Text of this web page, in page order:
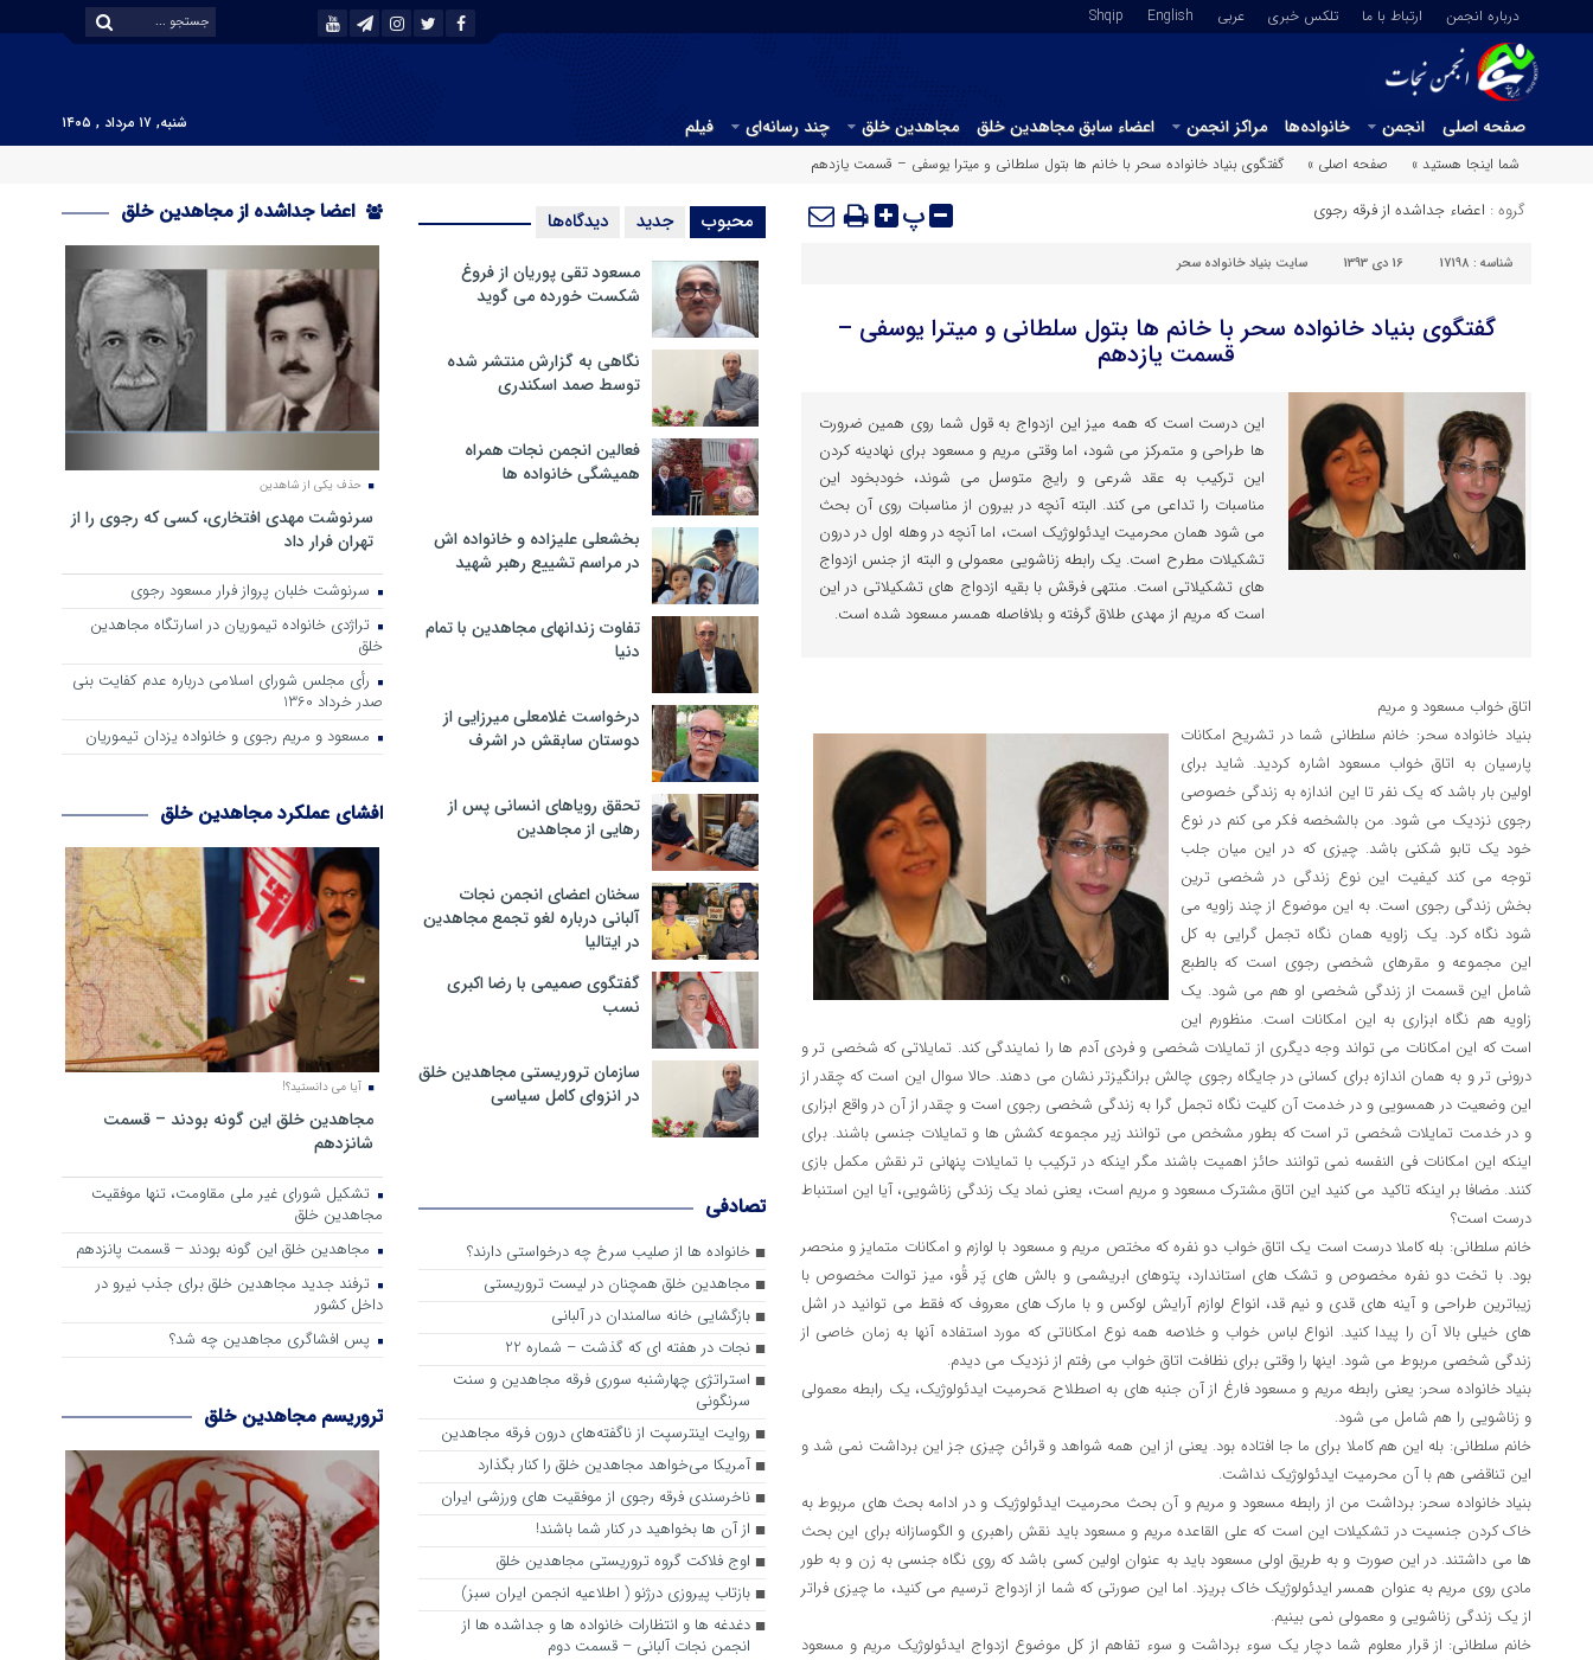
درباره انجمن ارتباط با ما تلکس خبری عربي English
Shqip
صفحه اصلی انجمن خانواده‌ها مراکز انجمن اعضاء سابق مجاهدین خلق مجاهدین خلق چند رسانه‌ای فیلم
شنبه, ۱۷ مرداد , ۱۴۰۵
شما اینجا هستید »
صفحه اصلی » گفتگوی بنیاد خانواده سحر با خانم ها بتول سلطانی و میترا یوسفی – قسمت یازدهم
گروه : اعضاء جداشده از فرقه رجوی پ
شناسه : 17198 16 دی 1393 سایت بنیاد خانواده سحر
گفتگوی بنیاد خانواده سحر با خانم ها بتول سلطانی و میترا یوسفی –
قسمت یازدهم
این درست است که همه میز این ازدواج به قول شما روی همین ضرورت
ها طراحی و متمرکز می شود، اما وقتی مریم و مسعود برای نهادینه کردن
این ترکیب به عقد شرعی و رایج متوسل می شوند، خودبخود این
مناسبات را تداعی می کند. البته آنچه در بیرون از مناسبات روی آن بحث
می شود همان محرمیت ایدئولوژیک است، اما آنچه در وهله اول در درون
تشکیلات مطرح است. یک رابطه زناشویی معمولی و البته از جنس ازدواج
های تشکیلاتی است. منتهی فرقش با بقیه ازدواج های تشکیلاتی در این
است که مریم از مهدی طلاق گرفته و بلافاصله همسر مسعود شده است.
اتاق خواب مسعود و مریم
بنیاد خانواده سحر: خانم سلطانی شما در تشریح امکانات
پارسیان به اتاق خواب مسعود اشاره کردید. شاید برای
اولین بار باشد که یک نفر تا این اندازه به زندگی خصوصی
رجوی نزدیک می شود. من بالشخصه فکر می کنم در نوع
خود یک تابو شکنی باشد. چیزی که در این میان جلب
توجه می کند کیفیت این نوع زندگی در شخصی ترین
بخش زندگی رجوی است. به این موضوع از چند زاویه می
شود نگاه کرد. یک زاویه همان نگاه تجمل گرایی به کل
این مجموعه و مقرهای شخصی رجوی است که بالطبع
شامل این قسمت از زندگی شخصی او هم می شود. یک
زاویه هم نگاه ابزاری به این امکانات است. منظورم این
است که این امکانات می تواند وجه دیگری از تمایلات شخصی و فردی آدم ها را نمایندگی کند. تمایلاتی که شخصی تر و
درونی تر و به همان اندازه برای کسانی در جایگاه رجوی چالش برانگیزتر نشان می دهند. حالا سوال این است که چقدر از
این وضعیت در همسویی و در خدمت آن کلیت نگاه تجمل گرا به زندگی شخصی رجوی است و چقدر از آن در واقع ابزاری
و در خدمت تمایلات شخصی تر است که بطور مشخص می توانند زیر مجموعه کشش ها و تمایلات جنسی باشند. برای
اینکه این امکانات فی النفسه نمی توانند حائز اهمیت باشند مگر اینکه در ترکیب با تمایلات پنهانی تر نقش مکمل بازی
کنند. مضافا بر اینکه تاکید می کنید این اتاق مشترک مسعود و مریم است، یعنی نماد یک زندگی زناشویی، آیا این استنباط
درست است؟
خانم سلطانی: بله کاملا درست است یک اتاق خواب دو نفره که مختص مریم و مسعود با لوازم و امکانات متمایز و منحصر
بود. با تخت دو نفره مخصوص و تشک های استاندارد، پتوهای ابریشمی و بالش های پَر قُو، میز توالت مخصوص با
زیباترین طراحی و آینه های قدی و نیم قد، انواع لوازم آرایش لوکس و با مارک های معروف که فقط می توانید در اشل
های خیلی بالا آن را پیدا کنید. انواع لباس خواب و خلاصه همه نوع امکاناتی که مورد استفاده آنها به زمان خاصی از
زندگی شخصی مربوط می شود. اینها را وقتی برای نظافت اتاق خواب می رفتم از نزدیک می دیدم.
بنیاد خانواده سحر: یعنی رابطه مریم و مسعود فارغ از آن جنبه های به اصطلاح مَحرمیت ایدئولوژیک، یک رابطه معمولی
و زناشویی را هم شامل می شود.
خانم سلطانی: بله این هم کاملا برای ما جا افتاده بود. یعنی از این همه شواهد و قرائن چیزی جز این برداشت نمی شد و
این تناقضی هم با آن محرمیت ایدئولوژیک نداشت.
بنیاد خانواده سحر: برداشت من از رابطه مسعود و مریم و آن بحث محرمیت ایدئولوژیک و در ادامه بحث های مربوط به
خاک کردن جنسیت در تشکیلات این است که علی القاعده مریم و مسعود باید نقش راهبری و الگوسازانه برای این بحث
ها می داشتند. در این صورت و به طریق اولی مسعود باید به عنوان اولین کسی باشد که روی نگاه جنسی به زن و به طور
مادی روی مریم به عنوان همسر ایدئولوژیک خاک بریزد. اما این صورتی که شما از ازدواج ترسیم می کنید، ما چیزی فراتر
از یک زندگی زناشویی و معمولی نمی بینیم.
خانم سلطانی: از قرار معلوم شما دچار یک سوء برداشت و سوء تفاهم از کل موضوع ازدواج ایدئولوژیک مریم و مسعود
محبوب جدید دیدگاه‌ها
مسعود تقی پوریان از فروغ
شکست خورده می گوید
نگاهی به گزارش منتشر شده
توسط صمد اسکندری
فعالین انجمن نجات همراه
همیشگی خانواده ها
بخشعلی علیزاده و خانواده اش
در مراسم تشییع رهبر شهید
تفاوت زندانهای مجاهدین با تمام
دنیا
درخواست غلامعلی میرزایی از
دوستان سابقش در اشرف
تحقق رویاهای انسانی پس از
رهایی از مجاهدین
سخنان اعضای انجمن نجات
آلبانی درباره لغو تجمع مجاهدین
در ایتالیا
گفتگوی صمیمی با رضا اکبری
نسب
سازمان تروریستی مجاهدین خلق
در انزوای کامل سیاسی
تصادفی
خانواده ها از صلیب سرخ چه درخواستی دارند؟
مجاهدین خلق همچنان در لیست تروریستی
بازگشایی خانه سالمندان در آلبانی
نجات در هفته ای که گذشت – شماره 22
استراتژی چهارشنبه سوری فرقه مجاهدین و سنت
سرنگونی
روایت اینترسپت از ناگفته‌های درون فرقه مجاهدین
آمریکا می‌خواهد مجاهدین خلق را کنار بگذارد
ناخرسندی فرقه رجوی از موفقیت های ورزشی ایران
از آن ها بخواهید در کنار شما باشند!
اوج فلاکت گروه تروریستی مجاهدین خلق
بازتاب پیروزی درژنو ( اطلاعیه انجمن ایران سبز)
دغدغه ها و انتظارات خانواده ها و جداشده ها از
انجمن نجات آلبانی – قسمت دوم
اعضا جداشده از مجاهدین خلق
حذف یکی از شاهدین
سرنوشت مهدی افتخاری، کسی که رجوی را از
تهران فرار داد
سرنوشت خلبان پرواز فرار مسعود رجوی
تراژدی خانواده تیموریان در اسارتگاه مجاهدین
خلق
رأی مجلس شورای اسلامی درباره عدم كفایت بنی
صدر خرداد 1360
مسعود و مریم رجوی و خانواده یزدان تیموریان
افشای عملکرد مجاهدین خلق
آیا می دانستید؟!
مجاهدین خلق این گونه بودند – قسمت
شانزدهم
تشکیل شورای غیر ملی مقاومت، تنها موفقیت
مجاهدین خلق
مجاهدین خلق این گونه بودند – قسمت پانزدهم
ترفند جدید مجاهدین خلق برای جذب نیرو در
داخل کشور
پس افشاگری مجاهدین چه شد؟
تروریسم مجاهدین خلق